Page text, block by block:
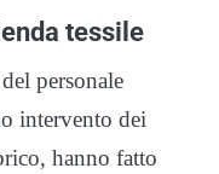
tessile
personale
intervento dei
hanno fatto